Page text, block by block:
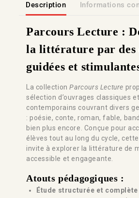
Description Informations
Parcours Lecture :
la littérature par des
guidées et
La collectionParcours Lecture
sélection d’ouvrages classiques et
contemporains couvrant divers
: poésie, conte, roman, fable,
bien plus encore. Conçue pour
élèves tout au long du cycle,
invite à explorer la littérature de
accessible et engageante.
Atouts pédagogiques :
Étude structurée et complète